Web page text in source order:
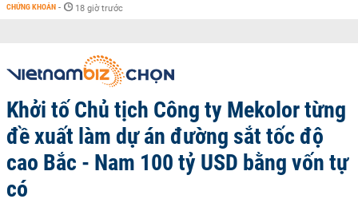
CHỨNG KHOÁN - 18 giờ trước
Khởi tố Chủ tịch Công ty Mekolor từng
đề xuất làm dự án đường sắt tốc độ
cao Bắc - Nam 100 tỷ USD bằng vốn tự
có